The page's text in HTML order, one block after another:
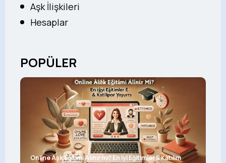
Aşk İlişkileri
Hesaplar
POPÜLER
Online Aşk Eğitimi Alınır mı? En İyi Eğitimler & Katılım